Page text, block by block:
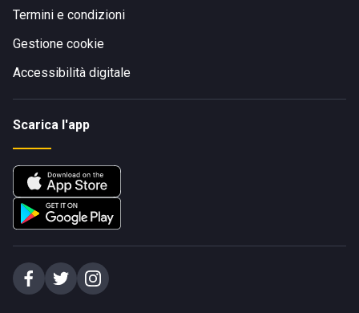
Termini e condizioni
Gestione cookie
Accessibilità digitale
Scarica l'app